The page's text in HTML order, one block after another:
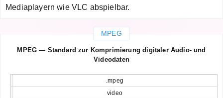
Mediaplayern wie VLC abspielbar.
MPEG
MPEG — Standard zur Komprimierung digitaler Audio- und
Videodaten
.mpeg
video